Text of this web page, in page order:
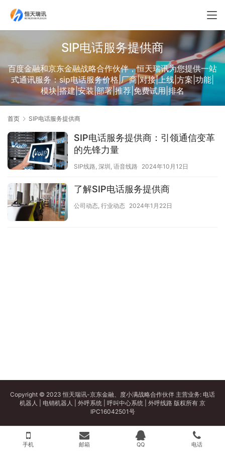
SIP电话服务提供商
百度金融和京东金融战略合作伙伴，恒天瑞讯为您提供一站
式通讯服务：sip电话服务价格|厂商|对接|上线|方案|功能|
模块|搭建|安装|部署|推荐|免费试用|排名
首页 SIP电话服务提供商
SIP电话服务提供商：引领通信变革
的先锋力量
SIP线路, 深圳 , 语音线路 2024年10月12日
了解SIP电话服务提供商
公司动态, 行业动态 2024年1月22日
Copyright © 2023 恒天瑞讯-京东金融、度小满战略合作伙伴 主营业务: 电话
机器人
电销机器人 外呼系统 呼叫中心系统 外呼线路 版权所有 京
IPC16042501号
手机 邮箱 QQ 电话